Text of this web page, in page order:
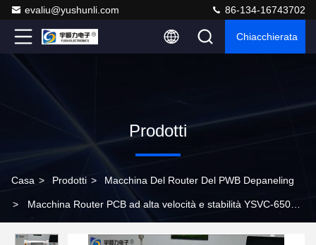
evaliu@yushunli.com 86-134-16743702
Chiacchierata
Prodotti
Casa > Prodotti > Macchina Del Router Del PWB Depaneling
> Macchina Router PCB ad alta velocità e stabilità YSVC-650